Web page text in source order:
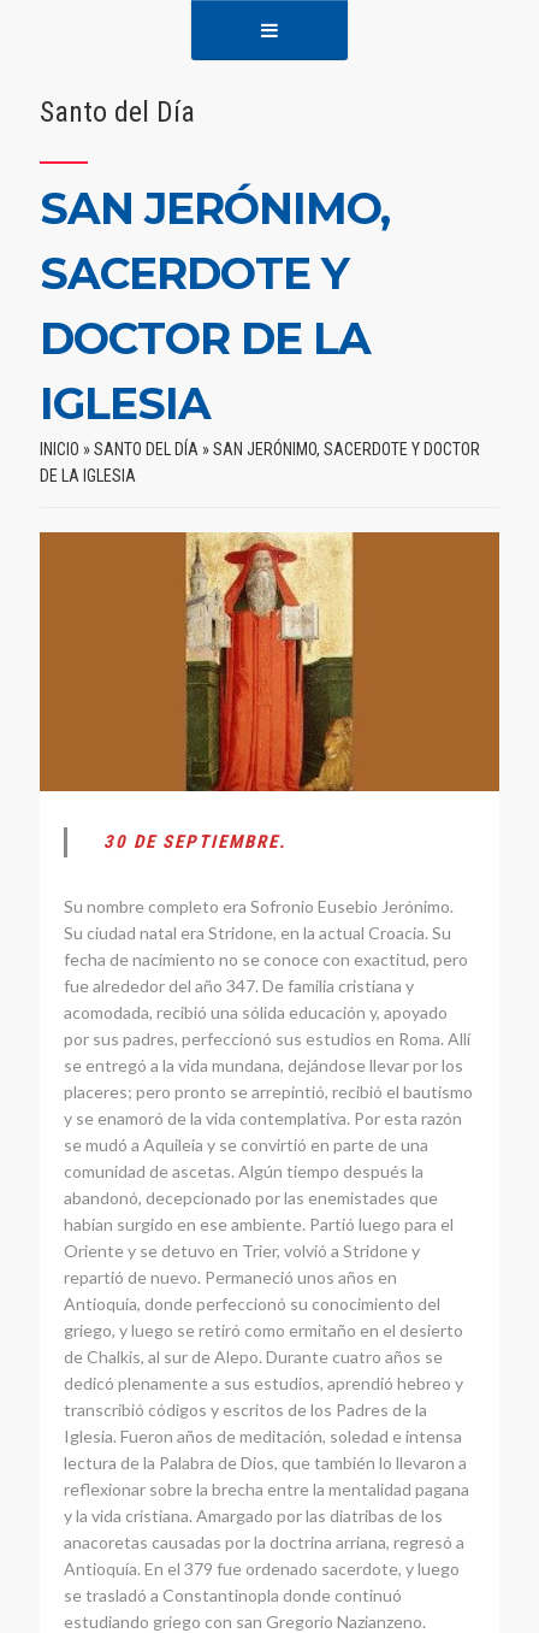
Santo del Día
SAN JERÓNIMO,
SACERDOTE Y
DOCTOR DE LA
IGLESIA
INICIO »SANTO DEL DÍA »SAN JERÓNIMO, SACERDOTE Y DOCTOR
DE LA IGLESIA
30 DE SEPTIEMBRE.
Su nombre completo era Sofronio Eusebio Jerónimo.
Su ciudad natal era Stridone, en la actual Croacia. Su
fecha de nacimiento no se conoce con exactitud, pero
fue alrededor del año 347. De familia cristiana y
acomodada, recibió una sólida educación y, apoyado
por sus padres, perfeccionó sus estudios en Roma. Allí
se entregó a la vida mundana, dejándose llevar por los
placeres; pero pronto se arrepintió, recibió el bautismo
y se enamoró de la vida contemplativa. Por esta razón
se mudó a Aquileia y se convirtió en parte de una
comunidad de ascetas. Algún tiempo después la
abandonó, decepcionado por las enemistades que
habían surgido en ese ambiente. Partió luego para el
Oriente y se detuvo en Trier, volvió a Stridone y
repartió de nuevo. Permaneció unos años en
Antioquía, donde perfeccionó su conocimiento del
griego, y luego se retiró como ermitaño en el desierto
de Chalkis, al sur de Alepo. Durante cuatro años se
dedicó plenamente a sus estudios, aprendió hebreo y
transcribió códigos y escritos de los Padres de la
Iglesia. Fueron años de meditación, soledad e intensa
lectura de la Palabra de Dios, que también lo llevaron a
reflexionar sobre la brecha entre la mentalidad pagana
y la vida cristiana. Amargado por las diatribas de los
anacoretas causadas por la doctrina arriana, regresó a
Antioquía. En el 379 fue ordenado sacerdote, y luego
se trasladó a Constantinopla donde continuó
estudiando griego con san Gregorio Nazianzeno.